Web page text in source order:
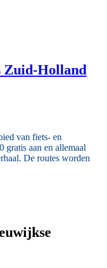
Zuid-Holland
van fiets- en
gratis aan en allemaal
De routes worden